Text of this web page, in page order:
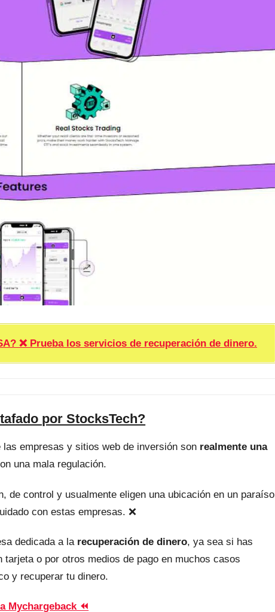
❌ Prueba los servicios de recuperación de dinero.
por StocksTech?
las empresas y sitios web de inversión son realmente una
una mala regulación.
de control y usualmente eligen una ubicación en un paraíso
con estas empresas. ❌
dedicada a la recuperación de dinero, ya sea si has
o por otros medios de pago en muchos casos
y recuperar tu dinero.
Mychargeback ⏪